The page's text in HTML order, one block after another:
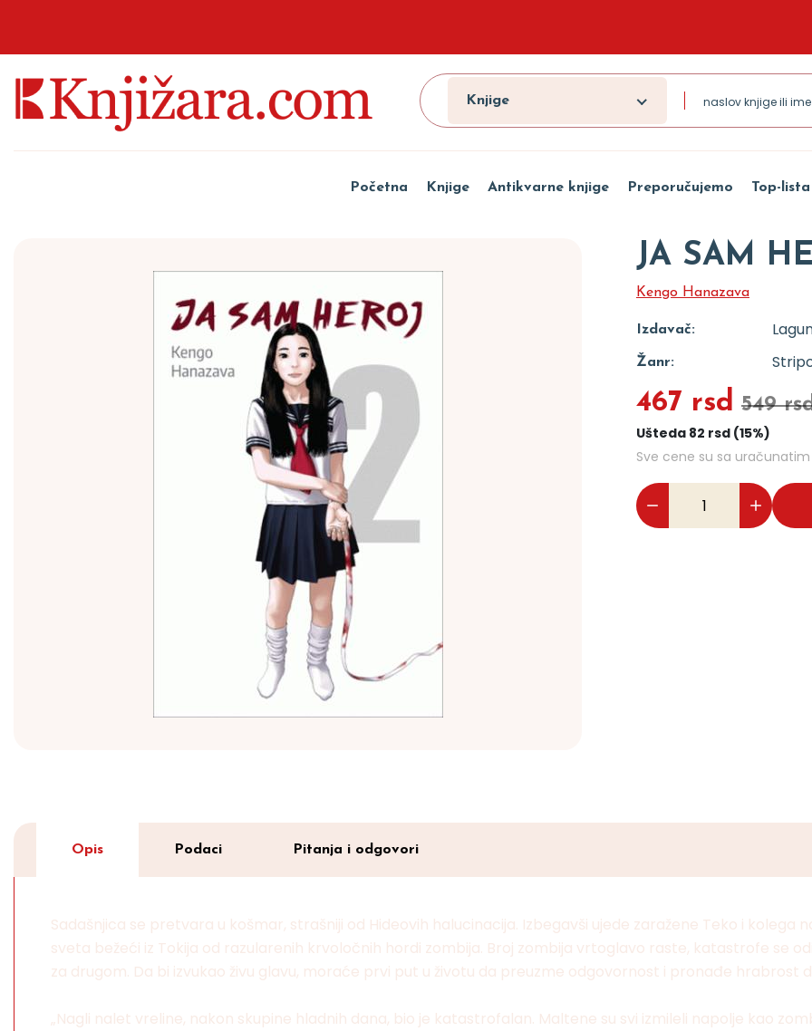
Knjige
Početna Knjige Antikvarne knjige Preporučujemo Top-lista
JA SAM
Kengo Hanazava
Izdavač:
Žanr:
467 rsd 549
Ušteda 82 rsd (15%)
Sve cene su sa
Opis Podaci Pitanja i odgovori
Sadašnjica se pretvara u košmar, strašniji od Hideovih halucinacija. Izbegavši ujede zaražene Teko i kolega
sveta bežeći iz Tokija od razularenih krvoločnih hordi zombija. Broj zombija vrtoglavo raste, katastrofe se
za drugom. Da bi izvukao živu glavu, moraće prvi put u životu da preuzme odgovornost i pronađe hrabrost
„Nagli nalet vreline, nakon skupine hladnih dana, bio je katastrofalan. Maltene su svi izmileli napolje kao